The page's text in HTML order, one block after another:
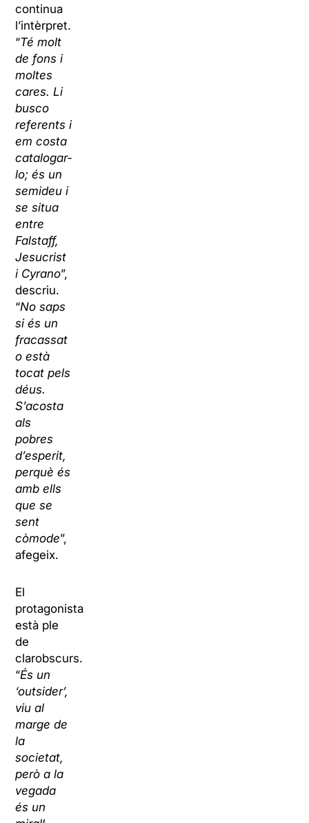
continua
l’intèrpret.
“Té molt
de fons i
moltes
cares. Li
busco
referents i
em costa
catalogar-
lo; és un
semideu i
se situa
entre
Falstaff,
Jesucrist
i Cyrano”,
descriu.
“No saps
si és un
fracassat
o està
tocat pels
déus.
S’acosta
als
pobres
d’esperit,
perquè és
amb ells
que se
sent
còmode”,
afegeix.
El
protagonista
està ple
de
clarobscurs.
“És un
‘outsider’,
viu al
marge de
la
societat,
però a la
vegada
és un